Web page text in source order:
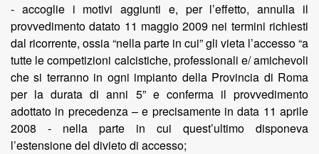
- accoglie i motivi aggiunti e, per l’effetto, annulla il
provvedimento datato 11 maggio 2009 nei termini richiesti
dal ricorrente, ossia “nella parte in cui” gli vieta l’accesso “a
tutte le competizioni calcistiche, professionali e/ amichevoli
che si terranno in ogni impianto della Provincia di Roma
per la durata di anni 5” e conferma il provvedimento
adottato in precedenza – e precisamente in data 11 aprile
2008 - nella parte in cui quest’ultimo disponeva
l’estensione del divieto di accesso;